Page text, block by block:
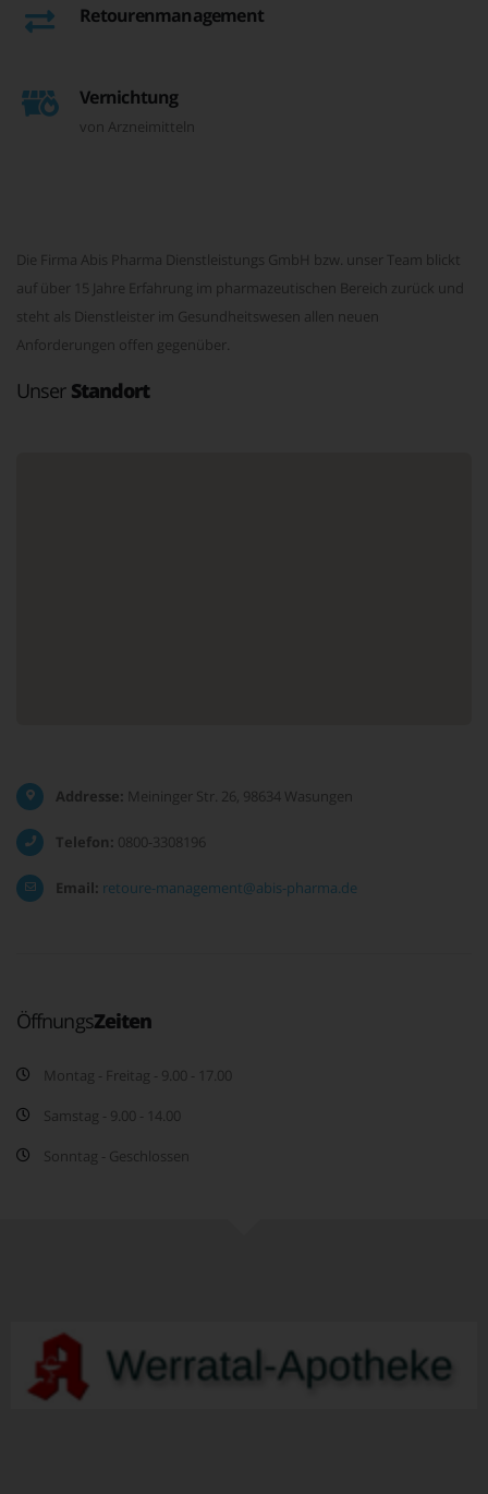
Retourenmanagement
Vernichtung
von Arzneimitteln
Die Firma Abis Pharma Dienstleistungs GmbH bzw. unser Team blickt
auf über 15 Jahre Erfahrung im pharmazeutischen Bereich zurück und
steht als Dienstleister im Gesundheitswesen allen neuen
Anforderungen offen gegenüber.
Unser Standort
Addresse: Meininger Str. 26, 98634 Wasungen
Telefon: 0800-3308196
Email: retoure-management@abis-pharma.de
ÖffnungsZeiten
Montag - Freitag - 9.00 - 17.00
Samstag - 9.00 - 14.00
Sonntag - Geschlossen